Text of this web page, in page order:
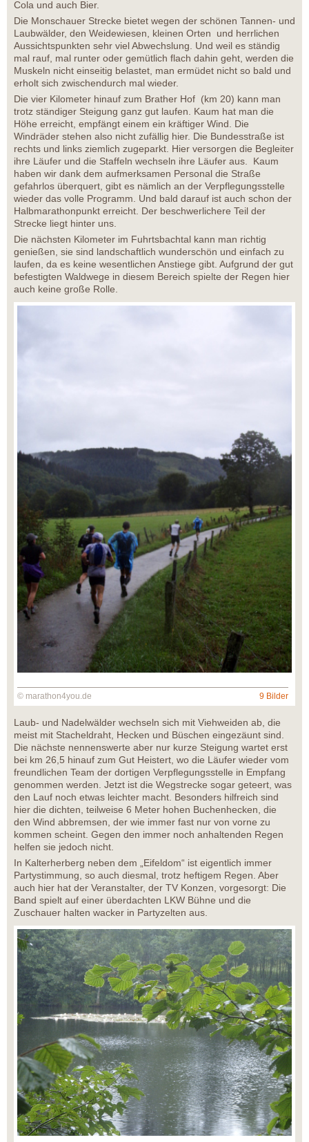
Cola und auch Bier.
Die Monschauer Strecke bietet wegen der schönen Tannen- und
Laubwälder, den Weidewiesen, kleinen Orten und herrlichen
Aussichtspunkten sehr viel Abwechslung. Und weil es ständig
mal rauf, mal runter oder gemütlich flach dahin geht, werden die
Muskeln nicht einseitig belastet, man ermüdet nicht so bald und
erholt sich zwischendurch mal wieder.
Die vier Kilometer hinauf zum Brather Hof (km 20) kann man
trotz ständiger Steigung ganz gut laufen. Kaum hat man die
Höhe erreicht, empfängt einem ein kräftiger Wind. Die
Windräder stehen also nicht zufällig hier. Die Bundesstraße ist
rechts und links ziemlich zugeparkt. Hier versorgen die Begleiter
ihre Läufer und die Staffeln wechseln ihre Läufer aus. Kaum
haben wir dank dem aufmerksamen Personal die Straße
gefahrlos überquert, gibt es nämlich an der Verpflegungsstelle
wieder das volle Programm. Und bald darauf ist auch schon der
Halbmarathonpunkt erreicht. Der beschwerlichere Teil der
Strecke liegt hinter uns.
Die nächsten Kilometer im Fuhrtsbachtal kann man richtig
genießen, sie sind landschaftlich wunderschön und einfach zu
laufen, da es keine wesentlichen Anstiege gibt. Aufgrund der gut
befestigten Waldwege in diesem Bereich spielte der Regen hier
auch keine große Rolle.
© marathon4you.de 9 Bilder
Laub- und Nadelwälder wechseln sich mit Viehweiden ab, die
meist mit Stacheldraht, Hecken und Büschen eingezäunt sind.
Die nächste nennenswerte aber nur kurze Steigung wartet erst
bei km 26,5 hinauf zum Gut Heistert, wo die Läufer wieder vom
freundlichen Team der dortigen Verpflegungsstelle in Empfang
genommen werden. Jetzt ist die Wegstrecke sogar geteert, was
den Lauf noch etwas leichter macht. Besonders hilfreich sind
hier die dichten, teilweise 6 Meter hohen Buchenhecken, die
den Wind abbremsen, der wie immer fast nur von vorne zu
kommen scheint. Gegen den immer noch anhaltenden Regen
helfen sie jedoch nicht.
In Kalterherberg neben dem „Eifeldom“ ist eigentlich immer
Partystimmung, so auch diesmal, trotz heftigem Regen. Aber
auch hier hat der Veranstalter, der TV Konzen, vorgesorgt: Die
Band spielt auf einer überdachten LKW Bühne und die
Zuschauer halten wacker in Partyzelten aus.